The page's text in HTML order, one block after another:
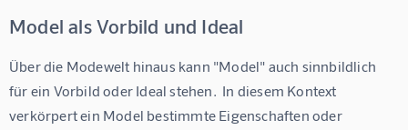
Model als Vorbild und Ideal
Über die Modewelt hinaus kann "Model" auch sinnbildlich
für ein Vorbild oder Ideal stehen.  In diesem Kontext
verkörpert ein Model bestimmte Eigenschaften oder